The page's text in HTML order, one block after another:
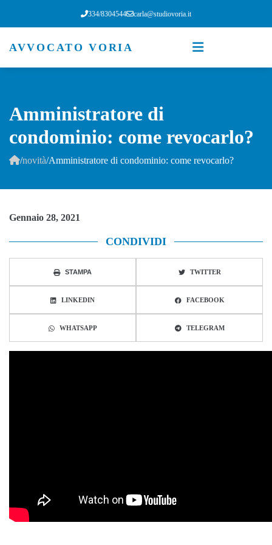
334/8304544 carla@studiovoria.it
AVVOCATO VORIA
Amministratore di
condominio: come revocarlo?
/novità/Amministratore di condominio: come revocarlo?
Gennaio 28, 2021
CONDIVIDI
STAMPA TWITTER
LINKEDIN FACEBOOK
WHATSAPP TELEGRAM